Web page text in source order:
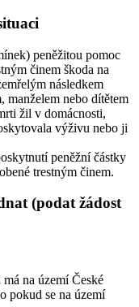
peněžitou pomoc
činem škoda na
následkem
manželem nebo dítětem
žil v domácnosti,
výživu nebo ji
peněžní částky
trestným činem.
(podat žádost
na území České
pokud se na území